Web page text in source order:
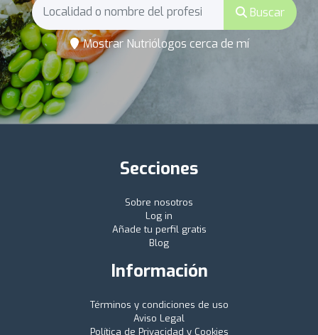
Buscar
Mostrar Nutriólogos cerca de mí
Secciones
Sobre nosotros
Log in
Añade tu perfil gratis
Blog
Información
Términos y condiciones de uso
Aviso Legal
Política de Privacidad y Cookies